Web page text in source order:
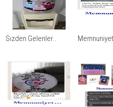
Sizden Gelenler… Memnuniyet